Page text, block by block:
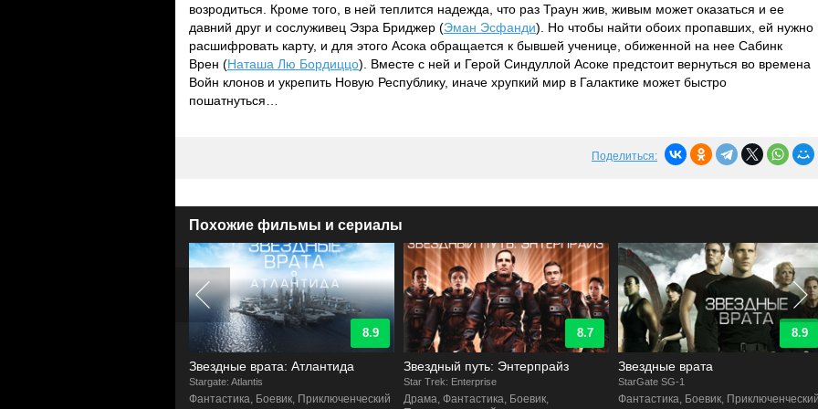
возродиться. Кроме того, в ней теплится надежда, что раз Траун жив, живым может оказаться и ее
давний друг и сослуживец Эзра Бриджер (Эман Эсфанди). Но чтобы найти обоих пропавших, ей нужно
расшифровать карту, и для этого Асока обращается к бывшей ученице, обиженной на нее Сабинк
Врен (Наташа Лю Бордиццо). Вместе с ней и Герой Синдуллой Асоке предстоит вернуться во времена
Войн клонов и укрепить Новую Республику, иначе хрупкий мир в Галактике может быстро
пошатнуться…
Поделиться:
Похожие фильмы и сериалы
8.9
Звездные врата: Атлантида
Stargate: Atlantis
Фантастика, Боевик, Приключенческий
8.7
Звездный путь: Энтерпрайз
Star Trek: Enterprise
Драма, Фантастика, Боевик,
8.9
Звездные врата
StarGate SG-1
Фантастика, Боевик, Приключенческий